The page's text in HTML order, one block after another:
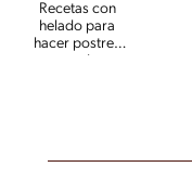
Recetas con
helado para
hacer postres